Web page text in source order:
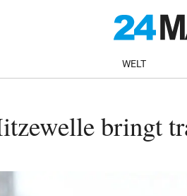
WELT
bringt